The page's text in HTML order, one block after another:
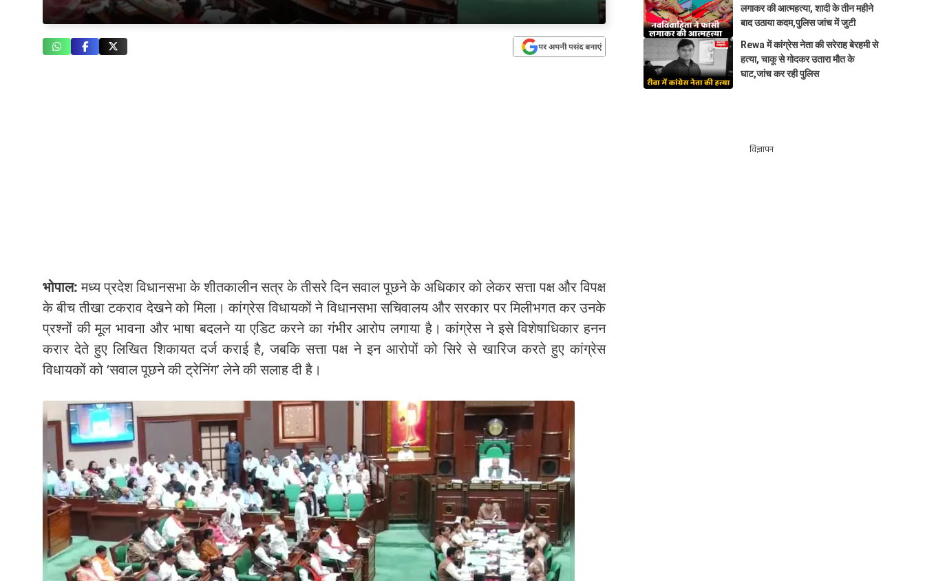
भोपाल:मध्य प्रदेश विधानसभा के शीतकालीन सत्र के तीसरे दिन सवाल पूछने के अधिकार को लेकर सत्ता पक्ष और विपक्ष
के बीच तीखा टकराव देखने को मिला। कांग्रेस विधायकों ने विधानसभा सचिवालय और सरकार पर मिलीभगत कर उनके
प्रश्नों की मूल भावना और भाषा बदलने या एडिट करने का गंभीर आरोप लगाया है। कांग्रेस ने इसे विशेषाधिकार हनन
करार देते हुए लिखित शिकायत दर्ज कराई है, जबकि सत्ता पक्ष ने इन आरोपों को सिरे से खारिज करते हुए कांग्रेस
विधायकों को ‘सवाल पूछने की ट्रेनिंग’ लेने की सलाह दी है।
लगाकर की आत्महत्या, शादी के तीन महीने
बाद उठाया कदम,पुलिस जांच में जुटी
Rewa में कांग्रेस नेता की सरेराह बेरहमी से
हत्या, चाकू से गोदकर उतारा मौत के
घाट,जांच कर रही पुलिस
विज्ञापन